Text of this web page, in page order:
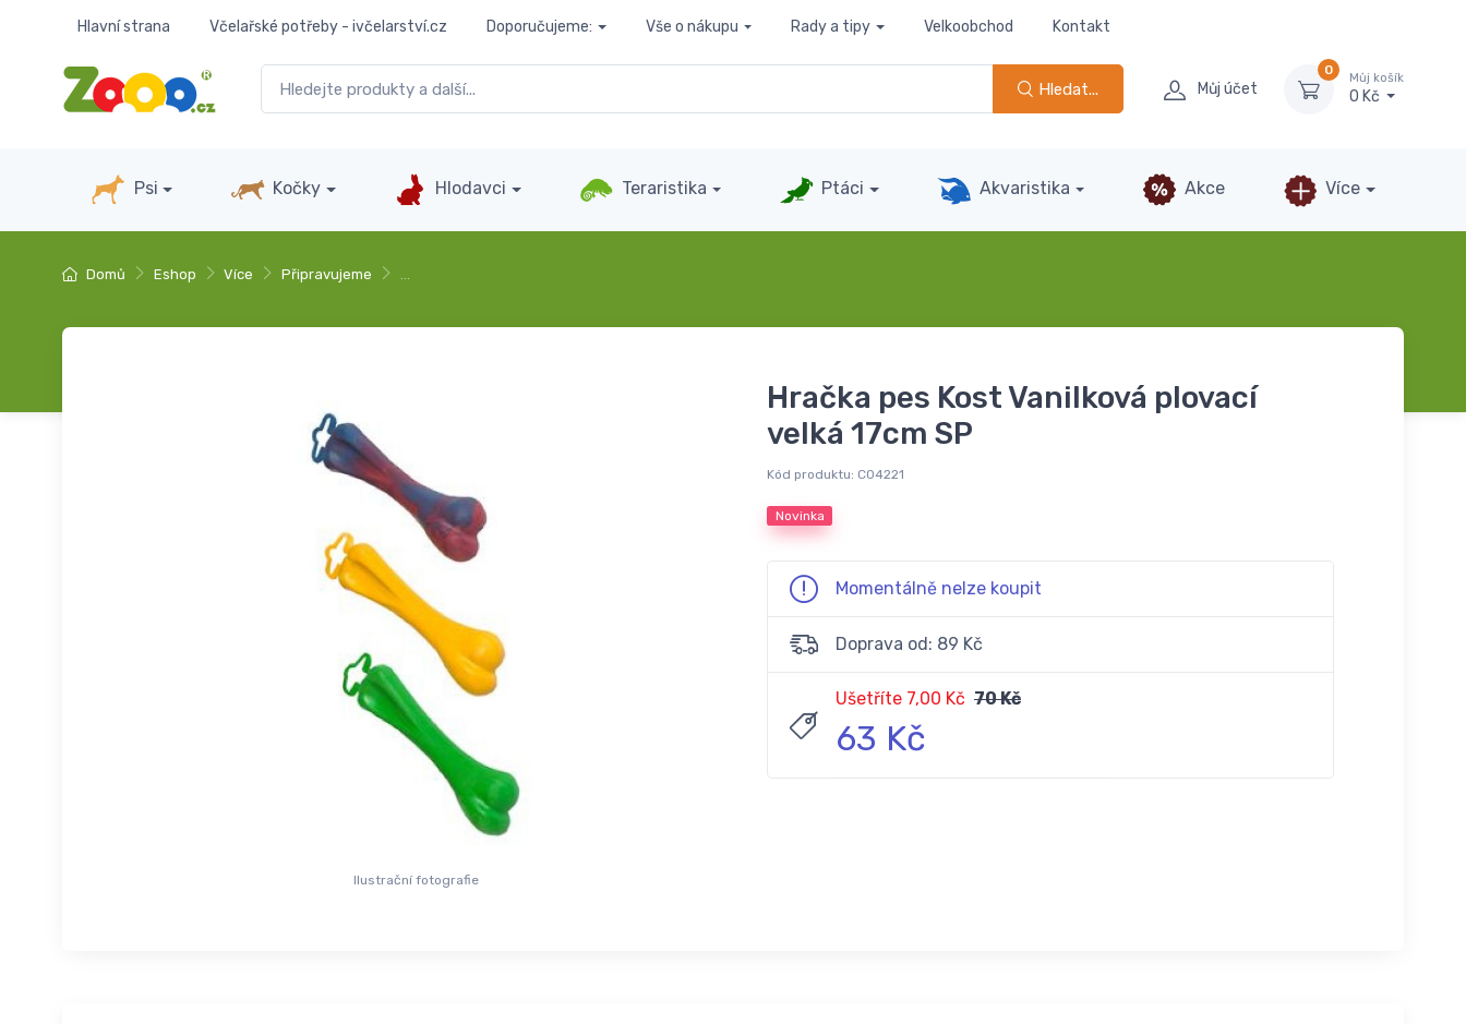
Hlavní strana Včelařské potřeby - ivčelarství.cz Doporučujeme: Vše o nákupu Rady a tipy Velkoobchod Kontakt
Hledat... Můj účet
0
Můj košík
0 Kč
Psi Kočky Hlodavci Teraristika Ptáci Akvaristika Akce Více
Domů Eshop Více Připravujeme …
Ilustrační fotografie
Hračka pes Kost Vanilková plovací
velká 17cm SP
Kód produktu: C04221
Novinka
Momentálně nelze koupit
Doprava od: 89 Kč
Ušetříte 7,00 Kč 70 Kč
63 Kč